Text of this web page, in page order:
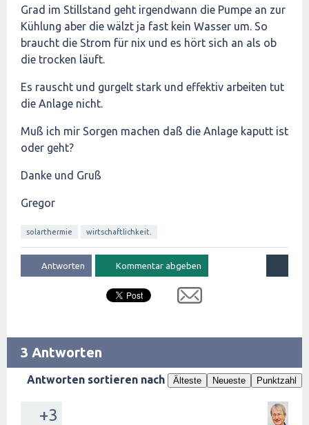
Grad im Stillstand geht irgendwann die Pumpe an zur
Kühlung aber die wälzt ja fast kein Wasser um. So
braucht die Strom für nix und es hört sich an als ob
die trocken läuft.
Es rauscht und gurgelt stark und effektiv arbeiten tut
die Anlage nicht.
Muß ich mir Sorgen machen daß die Anlage kaputt ist
oder geht?
Danke und Gruß
Gregor
solarthermie wirtschaftlichkeit.
3 Antworten
Antworten sortieren nach Älteste Neueste Punktzahl
+3